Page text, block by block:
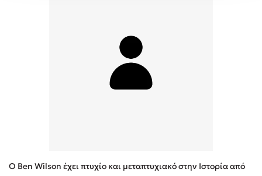
Ο Ben Wilson έχει πτυχίο και μεταπτυχιακό στην Ιστορία από